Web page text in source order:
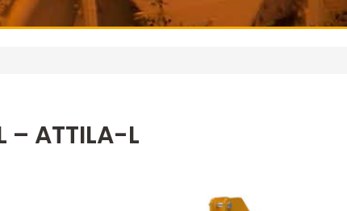
– ATTILA-L